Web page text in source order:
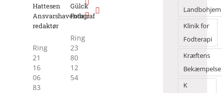
Hattesen
Ansvarshavende
redaktør
Ring
21
16
06
83
Gülck
Fotograf
Ring
23
80
12
54
Landbohjem
Klinik for
Fodterapi
Kræftens
Bekæmpelse
K